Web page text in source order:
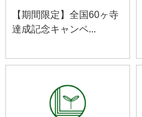
【期間限定】全国60ヶ寺
達成記念キャンペ...